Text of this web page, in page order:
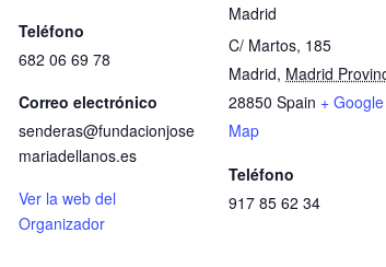
Teléfono
682 06 69 78
Correo electrónico
senderas@fundacionjose
mariadellanos.es
Ver la web del
Organizador
Madrid
C/ Martos, 185
Madrid, Madrid
28850 Spain + Google
Map
Teléfono
917 85 62 34